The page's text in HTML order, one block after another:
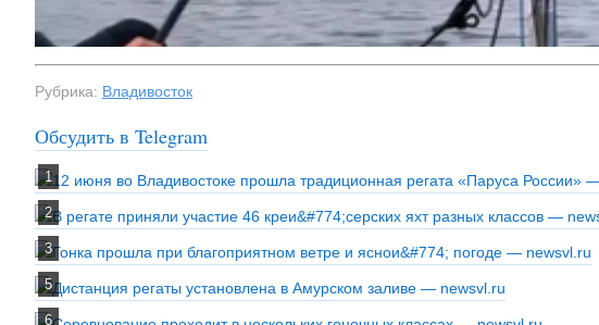
Рубрика: Владивосток
Обсудить в Telegram